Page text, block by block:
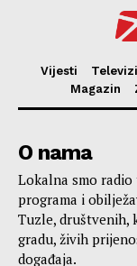
Vijesti
Magazin
O nama
Lokalna smo
programa i
Tuzle, društvenih,
gradu, živih
događaja.